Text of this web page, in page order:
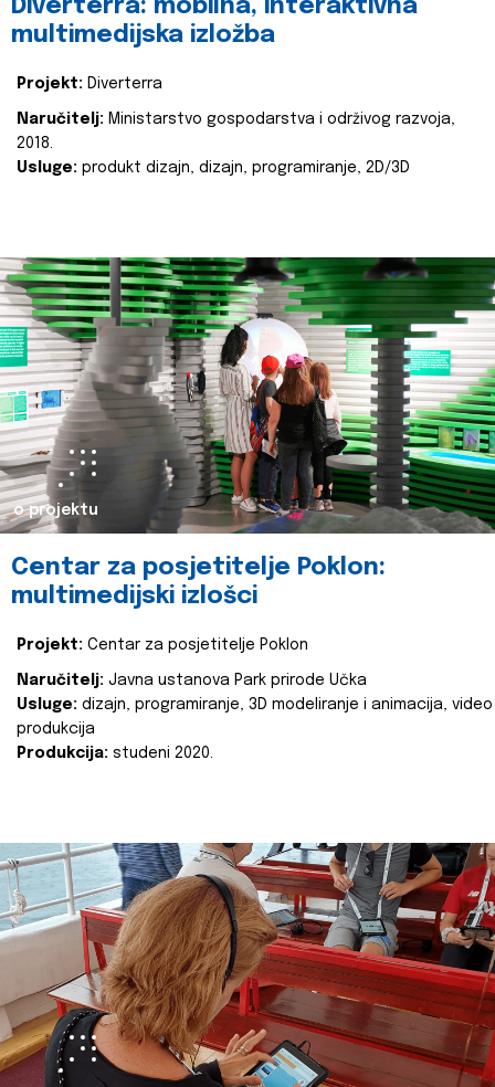
Diverterra: mobilna, interaktivna
multimedijska izložba
Projekt: Diverterra
Naručitelj: Ministarstvo gospodarstva i održivog razvoja,
2018.
Usluge: produkt dizajn, dizajn, programiranje, 2D/3D
o projektu
Centar za posjetitelje Poklon:
multimedijski izlošci
Projekt: Centar za posjetitelje Poklon
Naručitelj: Javna ustanova Park prirode Učka
Usluge: dizajn, programiranje, 3D modeliranje i animacija, video
produkcija
Produkcija: studeni 2020.